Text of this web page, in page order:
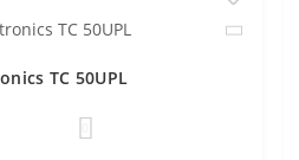
TC 50UPL